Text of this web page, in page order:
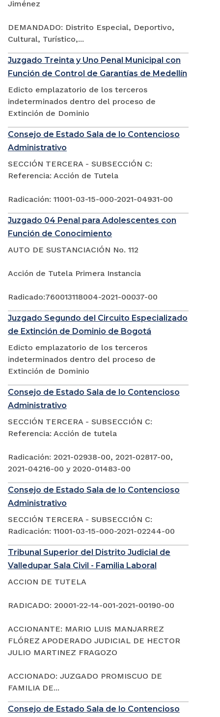
Jiménez
DEMANDADO: Distrito Especial, Deportivo,
Cultural, Turístico,...
Juzgado Treinta y Uno Penal Municipal con
Función de Control de Garantías de Medellín
Edicto emplazatorio de los terceros
indeterminados dentro del proceso de
Extinción de Dominio
Consejo de Estado Sala de lo Contencioso
Administrativo
SECCIÓN TERCERA - SUBSECCIÓN C:
Referencia: Acción de Tutela
Radicación: 11001-03-15-000-2021-04931-00
Juzgado 04 Penal para Adolescentes con
Función de Conocimiento
AUTO DE SUSTANCIACIÓN No. 112
Acción de Tutela Primera Instancia
Radicado:760013118004-2021-00037-00
Juzgado Segundo del Circuito Especializado
de Extinción de Dominio de Bogotá
Edicto emplazatorio de los terceros
indeterminados dentro del proceso de
Extinción de Dominio
Consejo de Estado Sala de lo Contencioso
Administrativo
SECCIÓN TERCERA - SUBSECCIÓN C:
Referencia: Acción de tutela
Radicación: 2021-02938-00, 2021-02817-00,
2021-04216-00 y 2020-01483-00
Consejo de Estado Sala de lo Contencioso
Administrativo
SECCIÓN TERCERA - SUBSECCIÓN C:
Radicación: 11001-03-15-000-2021-02244-00
Tribunal Superior del Distrito Judicial de
Valledupar Sala Civil - Familia Laboral
ACCION DE TUTELA
RADICADO: 20001-22-14-001-2021-00190-00
ACCIONANTE: MARIO LUIS MANJARREZ
FLÓREZ APODERADO JUDICIAL DE HECTOR
JULIO MARTINEZ FRAGOZO
ACCIONADO: JUZGADO PROMISCUO DE
FAMILIA DE...
Consejo de Estado Sala de lo Contencioso